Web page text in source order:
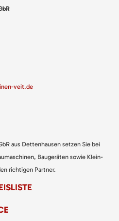
veit.de
aus Dettenhausen setzen Sie bei
Baugeräten sowie Klein-
richtigen Partner.